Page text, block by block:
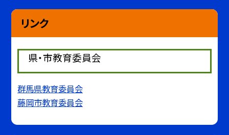
リンク
県・市教育委員会
群馬県教育委員会
藤岡市教育委員会